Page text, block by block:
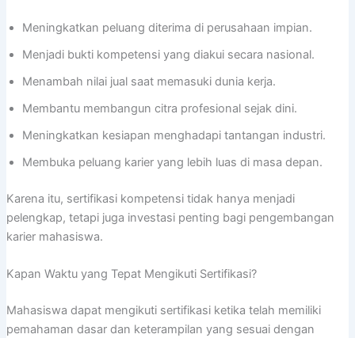
Meningkatkan peluang diterima di perusahaan impian.
Menjadi bukti kompetensi yang diakui secara nasional.
Menambah nilai jual saat memasuki dunia kerja.
Membantu membangun citra profesional sejak dini.
Meningkatkan kesiapan menghadapi tantangan industri.
Membuka peluang karier yang lebih luas di masa depan.
Karena itu, sertifikasi kompetensi tidak hanya menjadi
pelengkap, tetapi juga investasi penting bagi pengembangan
karier mahasiswa.
Kapan Waktu yang Tepat Mengikuti Sertifikasi?
Mahasiswa dapat mengikuti sertifikasi ketika telah memiliki
pemahaman dasar dan keterampilan yang sesuai dengan